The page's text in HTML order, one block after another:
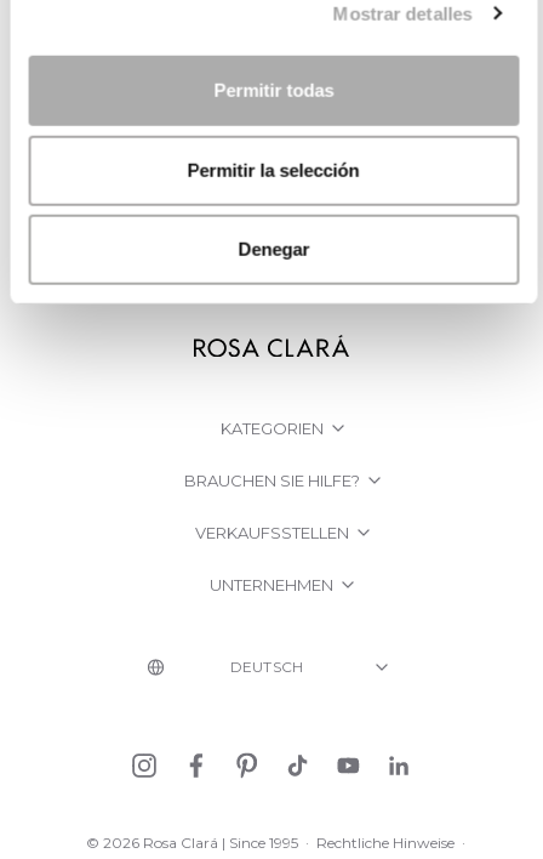
Mostrar detalles
Permitir todas
Permitir la selección
Denegar
KATEGORIEN
BRAUCHEN SIE HILFE?
VERKAUFSSTELLEN
UNTERNEHMEN
© 2026 Rosa Clará | Since 1995 · Rechtliche Hinweise ·